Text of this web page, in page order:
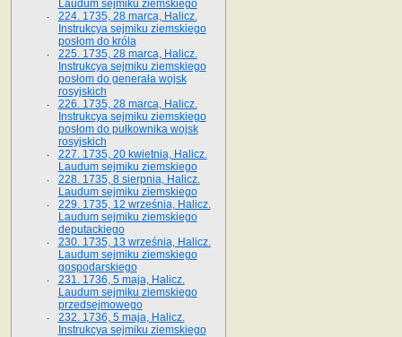
Laudum sejmiku ziemskiego
224. 1735, 28 marca, Halicz.
Instrukcya sejmiku ziemskiego
posłom do króla
225. 1735, 28 marca, Halicz.
Instrukcya sejmiku ziemskiego
posłom do generała wojsk
rosyjskich
226. 1735, 28 marca, Halicz.
Instrukcya sejmiku ziemskiego
posłom do pułkownika wojsk
rosyjskich
227. 1735, 20 kwietnia, Halicz.
Laudum sejmiku ziemskiego
228. 1735, 8 sierpnia, Halicz.
Laudum sejmiku ziemskiego
229. 1735, 12 września, Halicz.
Laudum sejmiku ziemskiego
deputackiego
230. 1735, 13 września, Halicz.
Laudum sejmiku ziemskiego
gospodarskiego
231. 1736, 5 maja, Halicz.
Laudum sejmiku ziemskiego
przedsejmowego
232. 1736, 5 maja, Halicz.
Instrukcya sejmiku ziemskiego